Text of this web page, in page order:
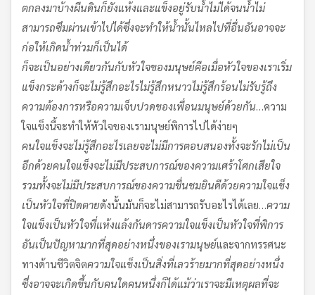
ตกลงมาบ้างผืนดินก็ยังแห้งและแข็งอยู่รับน้ำไม่ได้จนน้ำไม่
สามารถซึมผ่านเข้าไปได้ซึ่งจะทำให้น้ำนั้นไหลไปที่อื่นอันอาจจะ
ก่อให้เกิดน้ำท่วมก็เป็นได้
ก็จะเป็นอย่างเดียวกันกับหัวใจของมนุษย์คือเมื่อหัวใจของเราเริ่ม
แข็งกระด้างก็จะไม่รู้สึกอะไรไม่รู้สึกหนาวไม่รู้สึกร้อนไม่รับรู้ถึง
ความต้องการหรือความเจ็บปวดของเพื่อนมนุษย์ด้วยกัน…ความ
ใจแข็งนี้จะทำให้หัวใจของเรามนุษย์พิการไปได้ง่ายๆ
คนใจแข็งจะไม่รู้สึกอะไรเลยจะไม่มีการตอบสนองทั้งจะรักไม่เป็น
อีกด้วยคนใจแข็งจะไม่มีประสบการณ์ของความเศร้าโศกเสียใจ
รวมทั้งจะไม่มีประสบการณ์ของความชื่นชมยินดีด้วยความใจแข็ง
เป็นหัวใจที่ปิดตายดังนั้นมันก็จะไม่สามารถรับอะไรได้เลย…ความ
ใจแข็งเป็นหัวใจที่แห้งแล้งกันดารความใจแข็งเป็นหัวใจที่พิการ
อันเป็นปัญหามากที่สุดอย่างหนึ่งของเรามนุษย์และจากทรรศนะ
ทางด้านชีวิตจิตความใจแข็งเป็นสิ่งที่เลวร้ายมากที่สุดอย่างหนึ่ง
ซึ่งอาจจะเกิดขึ้นกับคนใดคนหนึ่งก็ได้แม้ว่าเราจะมีเหตุผลที่จะ